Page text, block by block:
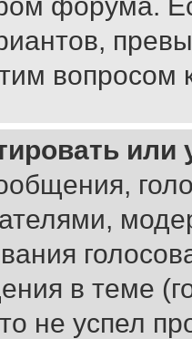
вопросом
в теме
не успел